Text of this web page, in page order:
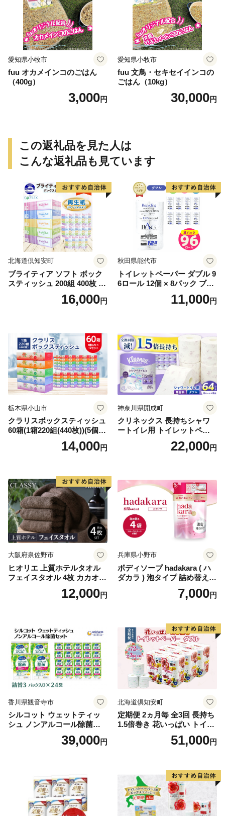
愛知県小牧市
fuu オカメインコのごはん
（400g）
3,000円
愛知県小牧市
fuu 文鳥・セキセイインコの
ごはん（10kg）
30,000円
この返礼品を見た人は
こんな返礼品も見ています
北海道倶知安町
ブライティア ソフト ボック
スティッシュ 200組 400枚 60
箱 日本製 まとめ買い ティッ
シュ リサイクル 長持 防災 常
倶知安町 日用品
16,000円
秋田県能代市
トイレットペーパー ダブル 9
6ロール 12個 × 8パック ブラ
ンカ 再生紙 100％ 芯あり 日
用品 消耗品 無香料 生活用品
11,000円
栃木県小山市
クラリスボックスティッシュ
60箱(1箱220組(440枚))(5個入
り×12セット)【1256759】
14,000円
神奈川県開成町
クリネックス 長持ちシャワ
ートイレ用 トイレットペー
パー（ダブル）64ロール(8ロ
ール×8パック) 開成町 トイレ
蓄 防災 エコ 消耗品 生活雑貨
生活用品 無香料 トイレット
ペーパー ダブル といれっと
ぺーぱー トイレ クレシア ト
イレットペーパー [BDBH002
-1]
22,000円
大阪府泉佐野市
ヒオリエ 上質ホテルタオル
フェイスタオル 4枚 カカオ
【タオル 泉州タオル 吸水 普
段使い 無地 シンプル 日用品
12,000円
兵庫県小野市
ボディソープ hadakara ( ハ
ダカラ ) 泡タイプ 詰め替え 4
40ml×4袋 ボディーソープ 泡
ボディソープ 泡 日用品 消耗
泡石鹸 石鹸 兵庫 兵庫県 小野
7,000円
香川県観音寺市
シルコット ウェットティッ
シュ ノンアルコール除菌詰
替（43枚×3P）×24袋 日用品
おもちゃ 拭き取り 手拭き 外
39,000円
北海道倶知安町
定期便 2ヵ月毎 全3回 長持ち
1.5倍巻き 花いっぱい トイレ
ットペーパー ダブル 45ｍ 計
72ロール 全18種 花柄 プリン
ー 消耗品 備蓄 送料無料 北海
道 倶知安町 日用品
51,000円